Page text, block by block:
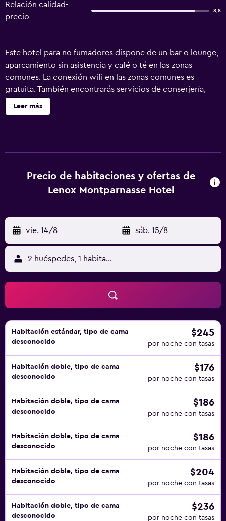
Relación calidad-
precio
8,8
Este hotel para no fumadores dispone de un bar o lounge,
aparcamiento sin asistencia y café o té en las zonas
comunes. La conexión wifi en las zonas comunes es
gratuita. También encontrarás servicios de conserjería,
servicio de tintorería y servicio de recepción 24 horas.
Lenox Montparnasse Hotel ofrece 52 alojamientos con aire
navegar por la web gracias a nuestro acceso a Internet
wifi gratis. Entre las comodidades especialmente
habitaciones también incluyen cafetera y tetera y cortinas
opacas. Se ofrece servicio de limpieza todos los días y es
posible solicitar tabla de planchar con plancha.
Leer más
Precio de habitaciones y ofertas de
Lenox Montparnasse Hotel
vie. 14/8 - sáb. 15/8
2 huéspedes, 1 habitación
Habitación estándar, tipo de cama
desconocido
$245
por noche con tasas
Habitación doble, tipo de cama
desconocido
$176
por noche con tasas
Habitación doble, tipo de cama
desconocido
$186
por noche con tasas
Habitación doble, tipo de cama
desconocido
$186
por noche con tasas
Habitación doble, tipo de cama
desconocido
$204
por noche con tasas
Habitación doble, tipo de cama
desconocido
$236
por noche con tasas